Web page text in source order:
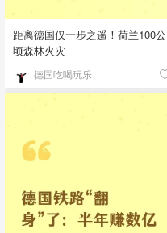
距离德国仅一步之遥！荷兰100公
顷森林火灾
德国吃喝玩乐